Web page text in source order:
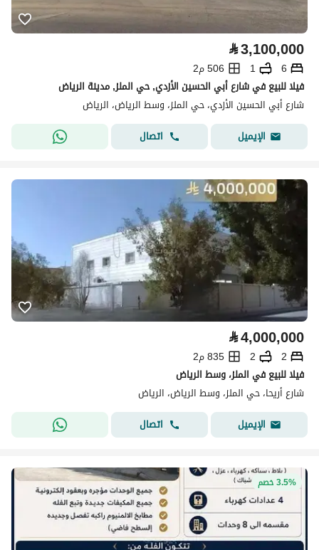
⃁3,100,000
6
1
506 م2
فيلا للبيع في شارع أبي الحسين الأزدي, حي الملز, مدينة الرياض
شارع أبي الحسين الأزدي، حي الملز، وسط الرياض، الرياض
الإيميل
اتصال
⃁4,000,000
2
2
835 م2
فيلا للبيع في الملز، وسط الرياض
شارع أريحا، حي الملز، وسط الرياض، الرياض
الإيميل
اتصال
3.5% خصم